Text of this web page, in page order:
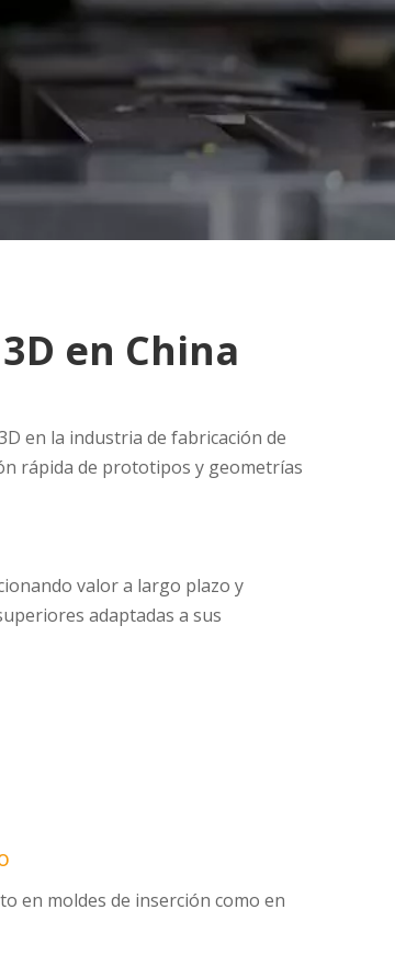
en China
en la industria de fabricación de
rápida de prototipos y geometrías
valor a largo plazo y
adaptadas a sus
en moldes de inserción como en